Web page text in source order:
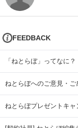
FEEDBACK
「ねとらぼ」ってなに？
ねとらぼへのご意見・ご
ねとらぼプレゼントキ